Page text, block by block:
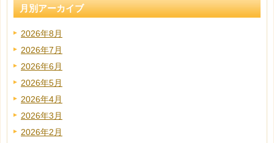
月別アーカイブ
2026年8月
2026年7月
2026年6月
2026年5月
2026年4月
2026年3月
2026年2月